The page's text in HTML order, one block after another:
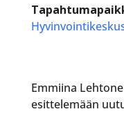
Emmiina
esittelemään